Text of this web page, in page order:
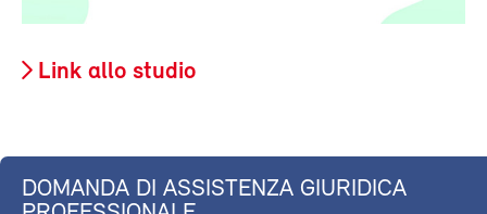
Link allo studio
DOMANDA DI ASSISTENZA GIURIDICA